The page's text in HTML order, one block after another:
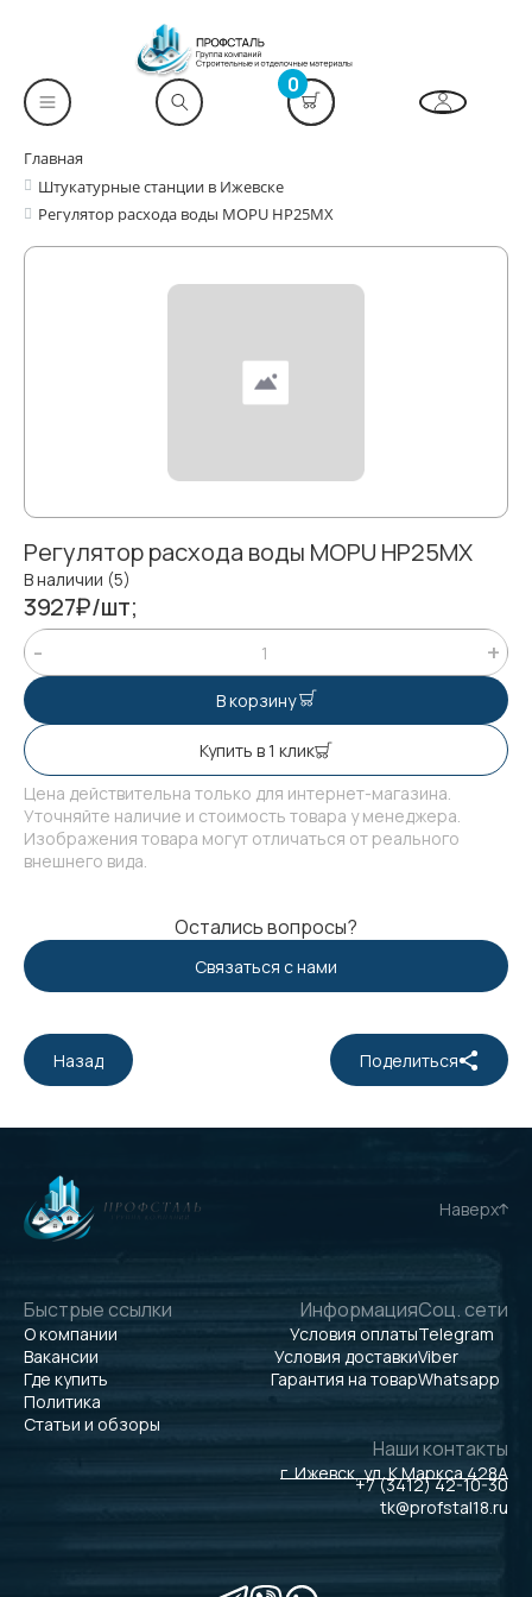
0
Главная
Штукатурные станции в Ижевске
Регулятор расхода воды MOPU HP25MX
Регулятор расхода воды MOPU HP25MX
В наличии (5)
3927₽/шт;
В корзину
Купить в 1 клик
Цена действительна только для интернет-магазина.
Уточняйте наличие и стоимость товара у менеджера.
Изображения товара могут отличаться от реального
внешнего вида.
Остались вопросы?
Связаться с нами
Назад Поделиться
Наверх
Быстрые ссылки
О компании
Вакансии
Где купить
Политика
Статьи и обзоры
Информация
Условия оплаты
Условия доставки
Гарантия на товар
Соц. сети
Telegram
Viber
Whatsapp
Наши контакты
г. Ижевск, ул. К.Маркса 428А
+7 (3412) 42-10-30
tk@profstal18.ru